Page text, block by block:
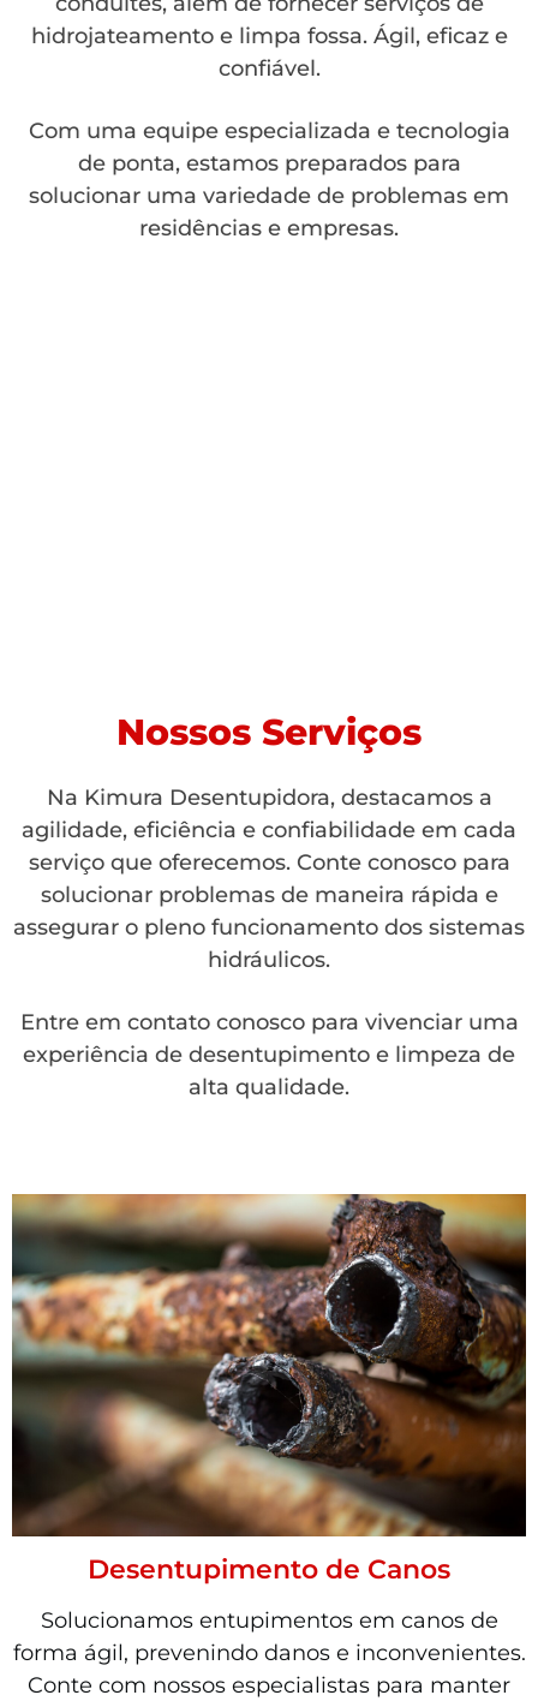
hidrojateamento e limpa fossa. Ágil, eficaz e
confiável.
Com uma equipe especializada e tecnologia
de ponta, estamos preparados para
solucionar uma variedade de problemas em
residências e empresas.
Nossos Serviços
Na Kimura Desentupidora, destacamos a
agilidade, eficiência e confiabilidade em cada
serviço que oferecemos. Conte conosco para
solucionar problemas de maneira rápida e
assegurar o pleno funcionamento dos sistemas
hidráulicos.
Entre em contato conosco para vivenciar uma
experiência de desentupimento e limpeza de
alta qualidade.
Desentupimento de Canos
Solucionamos entupimentos em canos de
forma ágil, prevenindo danos e inconvenientes.
Conte com nossos especialistas para manter